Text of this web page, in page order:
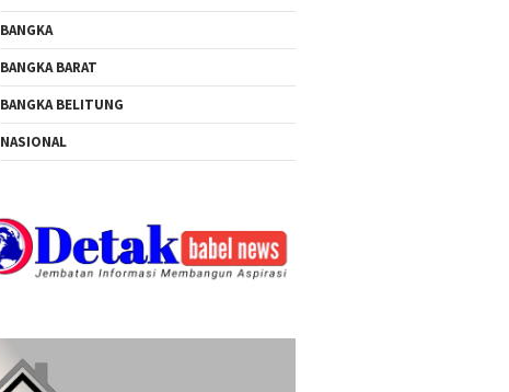
BANGKA
BANGKA BARAT
BANGKA BELITUNG
NASIONAL